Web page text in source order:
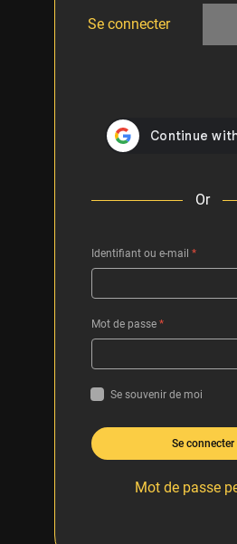
Se connecter
Or
Identifiant ou e-mail *
Mot de passe *
Se souvenir de moi
Se connecter
Mot de passe